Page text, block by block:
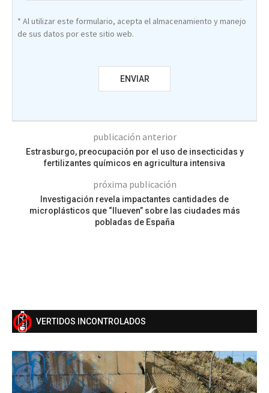
* Al utilizar este formulario, acepta el almacenamiento y manejo
de sus datos por este sitio web.
publicación anterior
Estrasburgo, preocupación por el uso de insecticidas y
fertilizantes químicos en agricultura intensiva
próxima publicación
Investigación revela impactantes cantidades de
microplásticos que “llueven” sobre las ciudades más
pobladas de España
VERTIDOS INCONTROLADOS